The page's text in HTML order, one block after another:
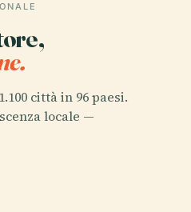
città in 96 paesi.
locale —